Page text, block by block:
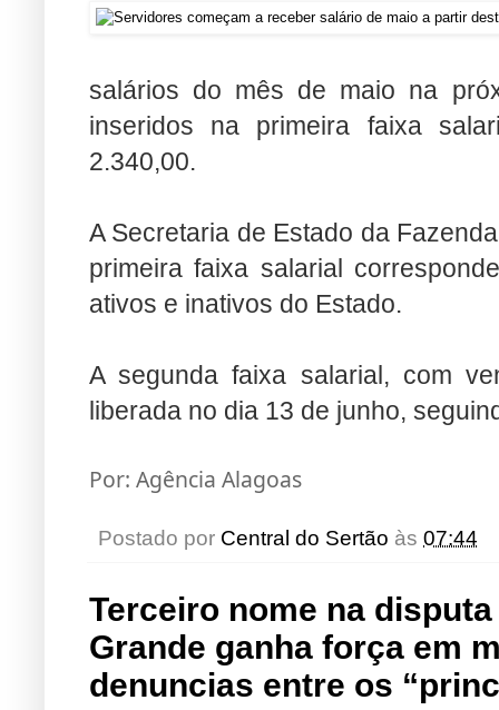
salários do mês de maio na
inseridos na primeira faixa
2.340,00.
A Secretaria de Estado da
primeira faixa salarial
ativos e inativos do Estado.
A segunda faixa salarial, com
liberada no dia 13 de junho,
Por: Agência Alagoas
Postado por Central do Sertão às 07:44
Terceiro nome na
Grande ganha força em
denuncias entre os